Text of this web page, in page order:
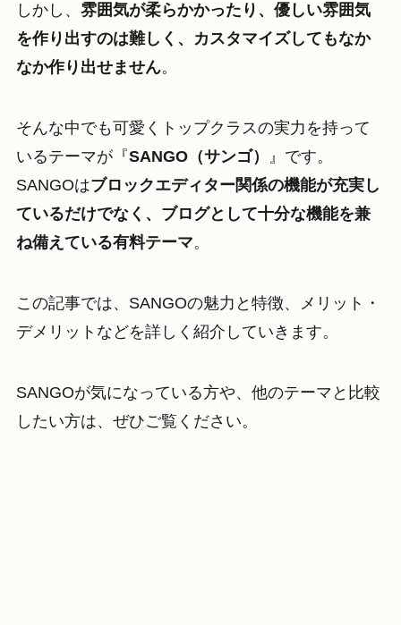
しかし、 雰囲気が柔らかかったり、優しい雰囲気
を作り出すのは難しく、カスタマイズしてもなか
なか作り出せません。
そんな中でも可愛くトップクラスの実力を持って
いるテーマが『SANGO（サンゴ）
』です。
SANGOはブロックエディター関係の機能が充実し
ているだけでなく、ブログとして十分な機能を兼
ね備えている有料テーマ。
この記事では、SANGOの魅力と特徴、メリット・
デメリットなどを詳しく紹介していきます。
SANGOが気になっている方や、他のテーマと比較
したい方は、ぜひご覧ください。